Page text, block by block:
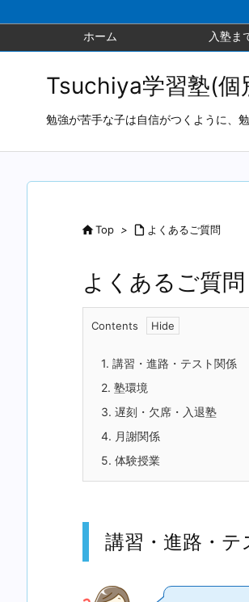
ホーム 入塾ま
Tsuchiya学習塾(個
勉強が苦手な子は自信がつくように、
Top >  よくあるご質問
よくあるご質問
Contents
1. 講習・進路・テスト関係
2. 塾環境
3. 遅刻・欠席・入退塾
4. 月謝関係
5. 体験授業
講習・進路・テ